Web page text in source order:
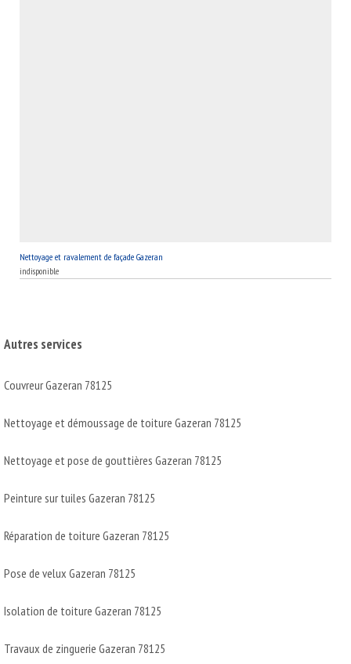
Nettoyage et ravalement de façade Gazeran
indisponible
Autres services
Couvreur Gazeran 78125
Nettoyage et démoussage de toiture Gazeran 78125
Nettoyage et pose de gouttières Gazeran 78125
Peinture sur tuiles Gazeran 78125
Réparation de toiture Gazeran 78125
Pose de velux Gazeran 78125
Isolation de toiture Gazeran 78125
Travaux de zinguerie Gazeran 78125